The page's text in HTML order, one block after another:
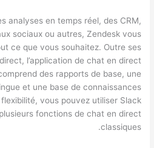
analyses en temps réel, des CRM,
sociaux ou autres, Zendesk vous
ce que vous souhaitez. Outre ses
l’application de chat en direct
des rapports de base, une
et une base de connaissances
vous pouvez utiliser Slack
fonctions de chat en direct
classiques.